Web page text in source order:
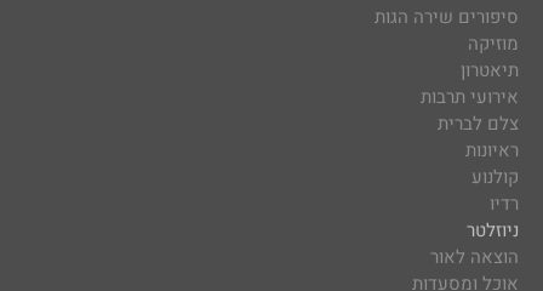
סיפורים שירה הגות
מוזיקה
תיאטרון
אירועי תרבות
צלם לברית
ראיונות
קולנוע
רדיו
ניוזלטר
הוצאה לאור
אוכל ומסעדות